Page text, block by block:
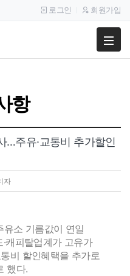
로그인 회원가입
항
…주유·교통비 추가할인
자
소 기름값이 연일
캐피탈업계가 고유가
비 할인혜택을 추가로
했다.